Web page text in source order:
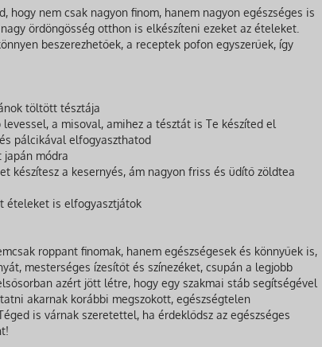
hogy nem csak nagyon finom, hanem nagyon egészséges is
ördöngösség otthon is elkészíteni ezeket az ételeket.
beszerezhetőek, a receptek pofon egyszerűek, így
töltött tésztája
a misoval, amihez a tésztát is Te készíted el
pálcikával elfogyaszthatod
módra
készítesz a kesernyés, ám nagyon friss és üdítő zöldtea
ételeket is elfogyasztjátok
roppant finomak, hanem egészségesek és könnyűek is,
mesterséges ízesítőt és színezéket, csupán a legjobb
azért jött létre, hogy egy szakmai stáb segítségével
akarnak korábbi megszokott, egészségtelen
is várnak szeretettel, ha érdeklődsz az egészséges